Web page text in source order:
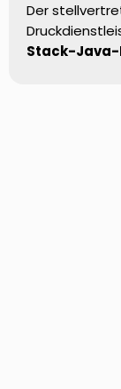
Der
Stack-Java-